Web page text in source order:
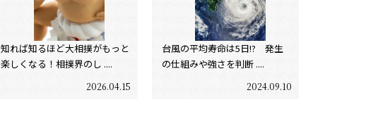
知れば知るほど大相撲がもっと
楽しくなる！相撲界のし ....
2026.04.15
台風の平均寿命は5日!? 発生
の仕組みや強さを判断 ....
2024.09.10